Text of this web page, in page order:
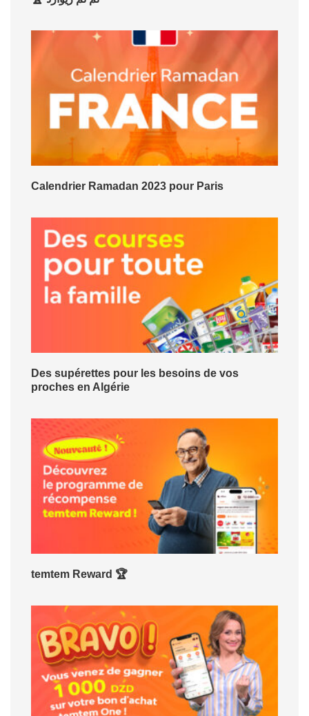
Calendrier Ramadan 2023 pour Paris
Des supérettes pour les besoins de vos
proches en Algérie
temtem Reward 🏆